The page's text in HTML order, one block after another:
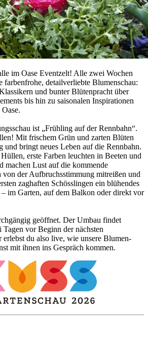
im Oase Eventzelt! Alle zwei Wochen
farbenfrohe, detailverliebte Blumenschau:
und bunter Blütenpracht über
bis hin zu saisonalen Inspirationen
ist „Frühling auf der Rennbahn“.
Mit frischem Grün und zarten Blüten
und bringt neues Leben auf die Rennbahn.
erste Farben leuchten in Beeten und
machen Lust auf die kommende
von der Aufbruchsstimmung mitreißen und
zaghaften Schösslingen ein blühendes
– im Garten, auf dem Balkon oder direkt vor
geöffnet. Der Umbau findet
vor Beginn der nächsten
erlebst du also live, wie unsere Blumen-
mit ihnen ins Gespräch kommen.